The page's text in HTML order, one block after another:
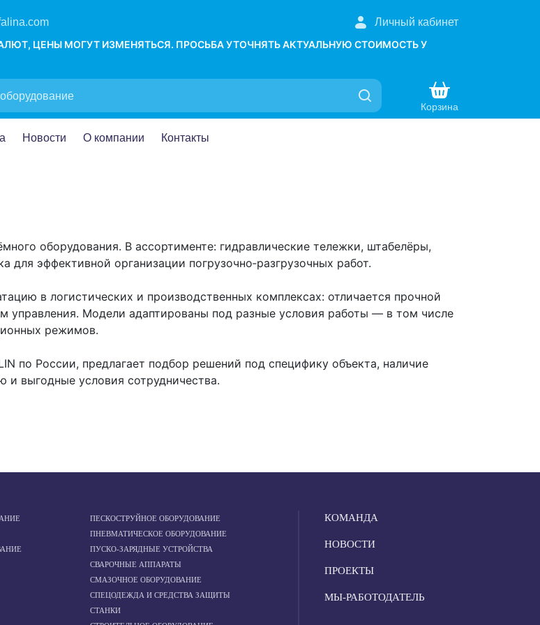
Личный кабинет
ЦЕНЫ МОГУТ ИЗМЕНЯТЬСЯ. ПРОСЬБА УТОЧНЯТЬ АКТУАЛЬНУЮ СТОИМОСТЬ У
Корзина
Новости О компании Контакты
оборудования. В ассортименте: гидравлические тележки, штабелёры,
эффективной организации погрузочно‑разгрузочных работ.
в логистических и производственных комплексах: отличается прочной
управления. Модели адаптированы под разные условия работы — в том числе
режимов.
по России, предлагает подбор решений под специфику объекта, наличие
и выгодные условия сотрудничества.
ПЕСКОСТРУЙНОЕ ОБОРУДОВАНИЕ
ПНЕВМАТИЧЕСКОЕ ОБОРУДОВАНИЕ
ПУСКО-ЗАРЯДНЫЕ УСТРОЙСТВА
СВАРОЧНЫЕ АППАРАТЫ
СМАЗОЧНОЕ ОБОРУДОВАНИЕ
СПЕЦОДЕЖДА И СРЕДСТВА ЗАЩИТЫ
СТАНКИ
КОМАНДА
НОВОСТИ
ПРОЕКТЫ
МЫ-РАБОТОДАТЕЛЬ